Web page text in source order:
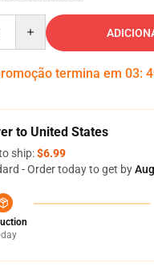
termina em 03:
to United States
ship:$6.99
- Order today to get by